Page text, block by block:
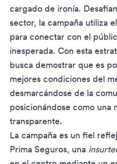
cargado de ironía.
sector, la campaña utiliza
para conectar con el
inesperada. Con esta
busca demostrar que es
mejores condiciones del
desmarcándose de la
posicionándose como una
transparente.
La campaña es un fiel
Prima Seguros, una